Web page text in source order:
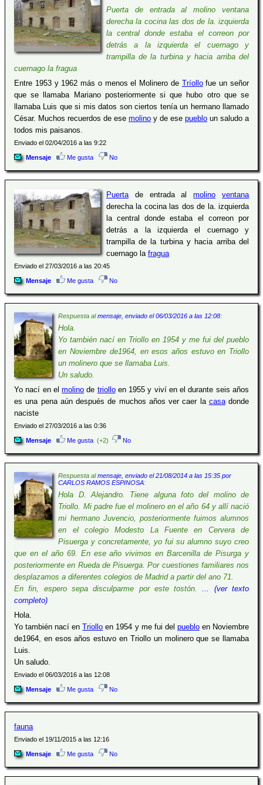
Puerta de entrada al molino ventana
derecha la cocina las dos de la. izquierda
la central donde estaba el correon por
detrás a la izquierda el cuernago y
trampilla de la turbina y hacia arriba del
cuernago la fragua
Entre 1953 y 1962 más o menos el Molinero de Tríollofue un señor
que se llamaba Mariano posteriormente si que hubo otro que se
llamaba Luis que si mis datos son ciertos tenía un hermano llamado
César. Muchos recuerdos de ese molino y de ese pueblo un saludo a
todos mis paisanos.
Enviado el 02/04/2016 a las 9:22
Mensaje Me gusta No
Puertade entrada almolino
ventana
derecha la cocina las dos de la. izquierda
la central donde estaba el correon por
detrás a la izquierda el cuernago y
trampilla de la turbina y hacia arriba del
cuernago la fragua
Enviado el 27/03/2016 a las 20:45
Mensaje Me gusta No
Respuesta almensaje, enviado el 06/03/2016 a las 12:08:
Hola.
Yo también nací en Triollo en 1954 y me fui del pueblo
en Noviembre de1964, en esos años estuvo en Triollo
un molinero que se llamaba Luis.
Un saludo.
Yo nací en elmolino de triolloen 1955 y viví en el durante seis años
es una pena aún después de muchos años ver caer la casadonde
naciste
Enviado el 27/03/2016 a las 0:36
Mensaje Me gusta (+2) No
Respuesta almensaje, enviado el 21/08/2014 a las 15:35 por
CARLOS RAMOS ESPINOSA:
Hola D. Alejandro. Tiene alguna foto del molino de
Triollo. Mi padre fue el molinero en el año 64 y allí nació
mi hermano Juvencio, posteriormente fuimos alumnos
en el colegio Modesto La Fuente en Cervera de
Pisuerga y concretamente, yo fui su alumno suyo creo
que en el año 69. En ese año vivimos en Barcenilla de Pisurga y
posteriormente en Rueda de Pisuerga. Por cuestiones familiares nos
desplazamos a diferentes colegios de Madrid a partir del ano 71.
En fin, espero sepa disculparme por este tostón.... (ver texto
completo)
Hola.
Yo también nací enTriollo en 1954 y me fui del puebloen Noviembre
de1964, en esos años estuvo en Triollo un molinero que se llamaba
Luis.
Un saludo.
Enviado el 06/03/2016 a las 12:08
Mensaje Me gusta No
fauna
Enviado el 19/11/2015 a las 12:16
Mensaje Me gusta No